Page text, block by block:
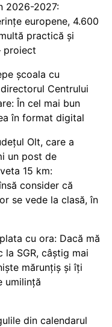
2026-2027:
europene, 4.600
practică și
proiect
școala cu
Centrului
În cel mai bun
în format digital
Olt, care a
un post de
15 km:
consider că
se vede la clasă, în
cu ora: Dacă mă
SGR, câștig mai
mărunțiș și îți
umilință
din calendarul